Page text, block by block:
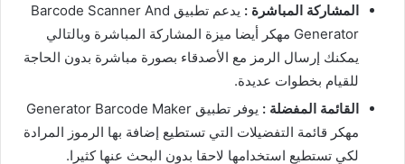
المشاركة المباشرة :
يدعم تطبيق Barcode Scanner And
Generator مهكر أيضا ميزة المشاركة المباشرة وبالتالي
يمكنك إرسال الرمز مع الأصدقاء بصورة مباشرة بدون الحاجة
للقيام بخطوات عديدة.
القائمة المفضلة :
يوفر تطبيق Generator Barcode Maker
مهكر قائمة التفضيلات التي تستطيع إضافة بها الرموز المرادة
لكي تستطيع استخدامها لاحقا بدون البحث عنها كثيرا.